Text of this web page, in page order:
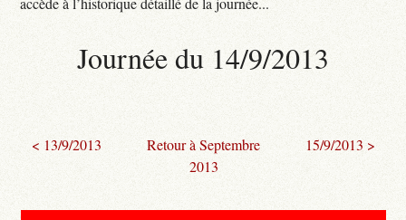
Journée du 14/9/2013
< 13/9/2013
Retour à Septembre
2013
15/9/2013 >